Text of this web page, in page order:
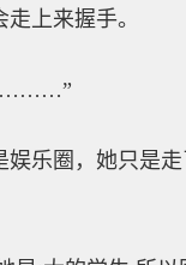
上来握手。
娱乐圈，她只是